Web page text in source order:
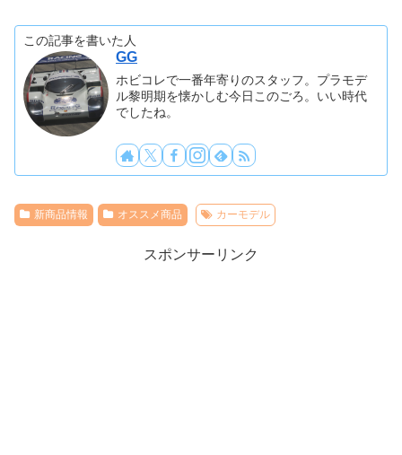
この記事を書いた人
GG
ホビコレで一番年寄りのスタッフ。プラモデ
ル黎明期を懐かしむ今日このごろ。いい時代
でしたね。
新商品情報 オススメ商品 カーモデル
スポンサーリンク